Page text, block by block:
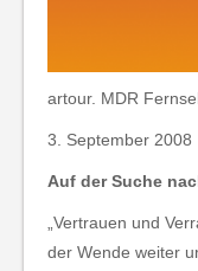
artour. MDR
3. September 2008
Auf der Suche
„Vertrauen und
der Wende weiter